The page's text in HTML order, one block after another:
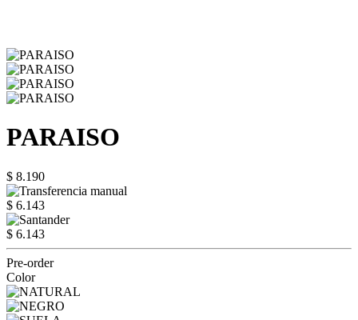
PARAISO
$ 8.190
$ 6.143
$ 6.143
Pre-order
Color